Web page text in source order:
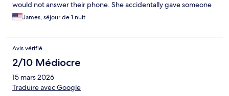
would not answer their phone. She accidentally gave someone
the key to our room and they walked in thinking it was theirs.We
we all shocked at the misunderstanding .I’m just glad we were
knew there was a huge concert that night 2miles away and they
were fully booked. And they left their guests to suffer in the
heat for hours. They should return everyone’s money for July 11,
2026. People had to wait for other guests to get in and out
because the key cards didn’t open the access doors. It was
horrible.
James, séjour de 1 nuit
Avis vérifié
2/10 Médiocre
15 mars 2026
Traduire avec Google